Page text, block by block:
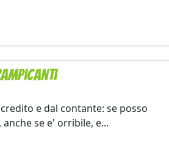
e dal contante: se posso
se e' orribile, e...